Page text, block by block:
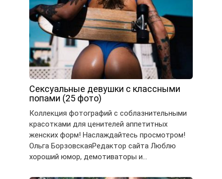
Сексуальные девушки с классными
попами (25 фото)
Коллекция фотографий с соблазнительными
красотками для ценителей аппетитных
женских форм! Наслаждайтесь просмотром!
Ольга БорзовскаяРедактор сайта Люблю
хороший юмор, демотиваторы и…